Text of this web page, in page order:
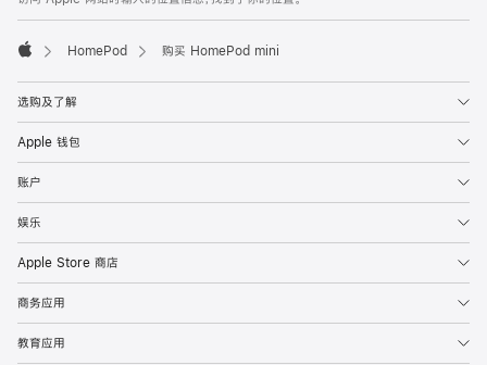
HomePod 购买 HomePod mini
选购及了解
Apple 钱包
账户
娱乐
Apple Store 商店
商务应用
教育应用